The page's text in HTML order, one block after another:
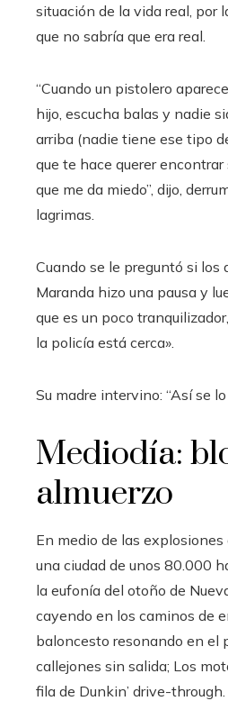
situación de la vida real, por
que no sabría que era real.
“Cuando un pistolero
hijo, escucha balas y nadie
arriba (nadie tiene ese tipo
que te hace querer encontrar
que me da miedo”, dijo,
lagrimas.
Cuando se le preguntó si los
Maranda hizo una pausa y
que es un poco
la policía está cerca».
Su madre intervino: “Así se
Mediodía:
almuerzo
En medio de las explosiones
una ciudad de unos 80.000
la eufonía del otoño de
cayendo en los caminos de
baloncesto resonando en el
callejones sin salida; Los
fila de Dunkin’ drive-through.